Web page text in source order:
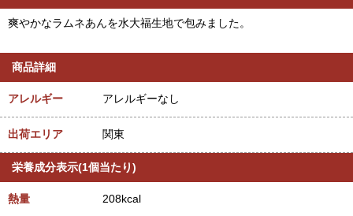
爽やかなラムネあんを水大福生地で包みました。
商品詳細
アレルギー アレルギーなし
出荷エリア 関東
栄養成分表示(1個当たり)
熱量 208kcal